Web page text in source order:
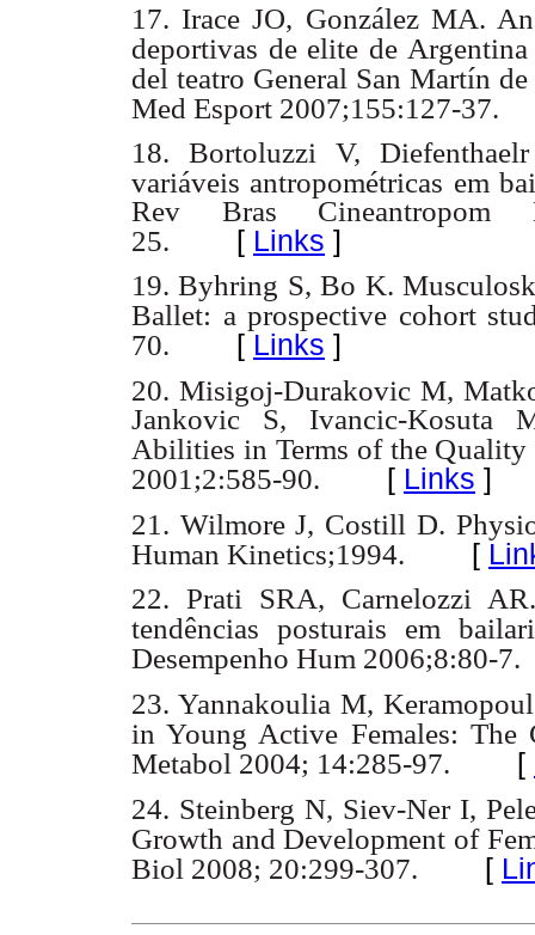
17. Irace JO, González MA.
deportivas de elite de
del teatro General San Martín
Med Esport 2007;155:127-37.
18. Bortoluzzi V,
variáveis antropométricas em
Rev Bras Cineantropom
25. [ Links ]
19. Byhring S, Bo K.
Ballet: a prospective cohort
70. [ Links ]
20. Misigoj-Durakovic M,
Jankovic S, Ivancic-Kosuta
Abilities in Terms of the
2001;2:585-90. [ Links ]
21. Wilmore J, Costill D.
Human Kinetics;1994. [
22. Prati SRA, Carnelozzi
tendências posturais em
Desempenho Hum 2006;8:80-7.
23. Yannakoulia M,
in Young Active Females: The
Metabol 2004; 14:285-97. [
24. Steinberg N, Siev-Ner I,
Growth and Development of
Biol 2008; 20:299-307. [